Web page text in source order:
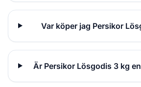
Var köper jag Persikor
Är Persikor Lösgodis 3 kg